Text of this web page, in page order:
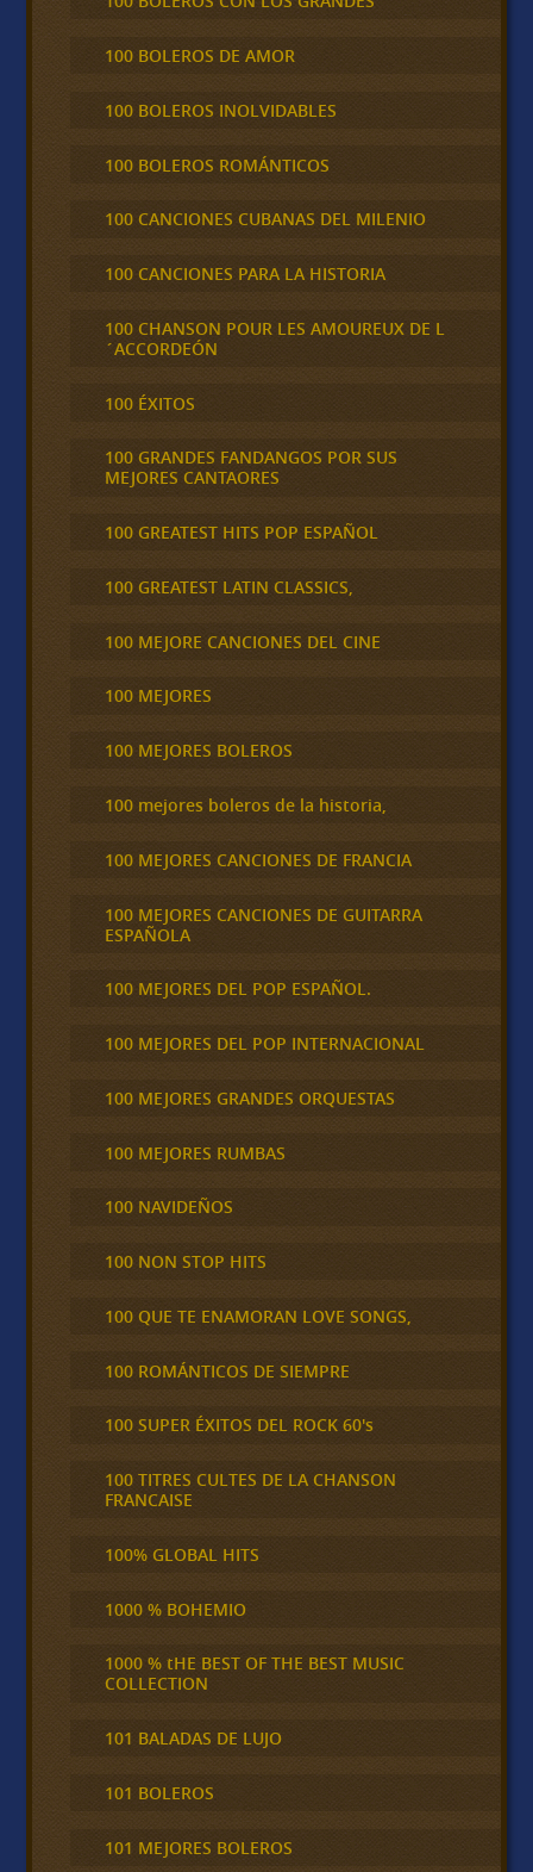
100 BOLEROS DE AMOR
100 BOLEROS INOLVIDABLES
100 BOLEROS ROMÁNTICOS
100 CANCIONES CUBANAS DEL MILENIO
100 CANCIONES PARA LA HISTORIA
100 CHANSON POUR LES AMOUREUX DE L
´ACCORDEÓN
100 ÉXITOS
100 GRANDES FANDANGOS POR SUS
MEJORES CANTAORES
100 GREATEST HITS POP ESPAÑOL
100 GREATEST LATIN CLASSICS,
100 MEJORE CANCIONES DEL CINE
100 MEJORES
100 MEJORES BOLEROS
100 mejores boleros de la historia,
100 MEJORES CANCIONES DE FRANCIA
100 MEJORES CANCIONES DE GUITARRA
ESPAÑOLA
100 MEJORES DEL POP ESPAÑOL.
100 MEJORES DEL POP INTERNACIONAL
100 MEJORES GRANDES ORQUESTAS
100 MEJORES RUMBAS
100 NAVIDEÑOS
100 NON STOP HITS
100 QUE TE ENAMORAN LOVE SONGS,
100 ROMÁNTICOS DE SIEMPRE
100 SUPER ÉXITOS DEL ROCK 60's
100 TITRES CULTES DE LA CHANSON
FRANCAISE
100% GLOBAL HITS
1000 % BOHEMIO
1000 % tHE BEST OF THE BEST MUSIC
COLLECTION
101 BALADAS DE LUJO
101 BOLEROS
101 MEJORES BOLEROS